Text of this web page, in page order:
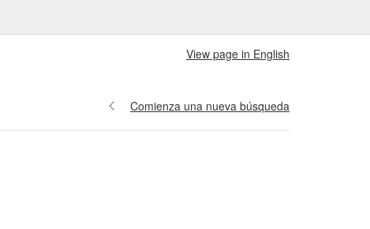
View page in English
Comienza una nueva búsqueda